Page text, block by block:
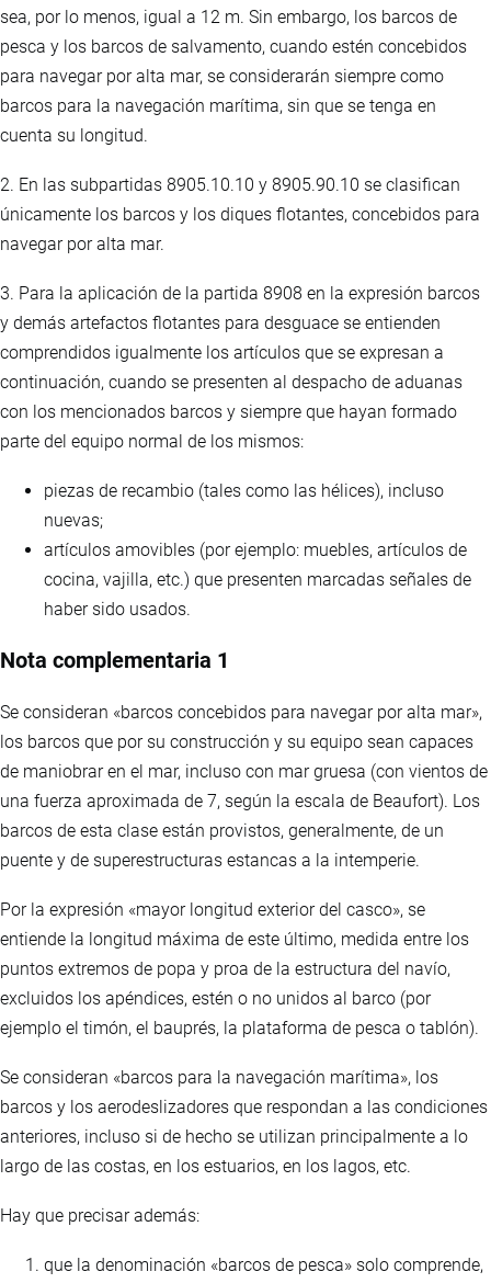
sea, por lo menos, igual a 12 m. Sin embargo, los barcos de
pesca y los barcos de salvamento, cuando estén concebidos
para navegar por alta mar, se considerarán siempre como
barcos para la navegación marítima, sin que se tenga en
cuenta su longitud.
2. En las subpartidas 8905.10.10 y 8905.90.10 se clasifican
únicamente los barcos y los diques flotantes, concebidos para
navegar por alta mar.
3. Para la aplicación de la partida 8908 en la expresión barcos
y demás artefactos flotantes para desguace se entienden
comprendidos igualmente los artículos que se expresan a
continuación, cuando se presenten al despacho de aduanas
con los mencionados barcos y siempre que hayan formado
parte del equipo normal de los mismos:
piezas de recambio (tales como las hélices), incluso
nuevas;
artículos amovibles (por ejemplo: muebles, artículos de
cocina, vajilla, etc.) que presenten marcadas señales de
haber sido usados.
Nota complementaria 1
Se consideran «barcos concebidos para navegar por alta mar»,
los barcos que por su construcción y su equipo sean capaces
de maniobrar en el mar, incluso con mar gruesa (con vientos de
una fuerza aproximada de 7, según la escala de Beaufort). Los
barcos de esta clase están provistos, generalmente, de un
puente y de superestructuras estancas a la intemperie.
Por la expresión «mayor longitud exterior del casco», se
entiende la longitud máxima de este último, medida entre los
puntos extremos de popa y proa de la estructura del navío,
excluidos los apéndices, estén o no unidos al barco (por
ejemplo el timón, el bauprés, la plataforma de pesca o tablón).
Se consideran «barcos para la navegación marítima», los
barcos y los aerodeslizadores que respondan a las condiciones
anteriores, incluso si de hecho se utilizan principalmente a lo
largo de las costas, en los estuarios, en los lagos, etc.
Hay que precisar además:
que la denominación «barcos de pesca» solo comprende,